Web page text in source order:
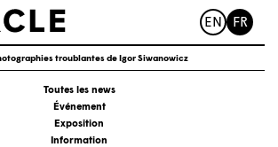
EN FR
troublantes de Igor Siwanowicz
Toutes les news
Événement
Exposition
Information